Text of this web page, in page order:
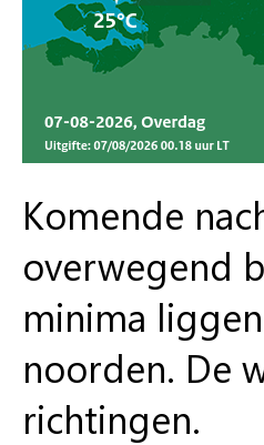
Komende
overwegend
minima
noorden. De
richtingen.